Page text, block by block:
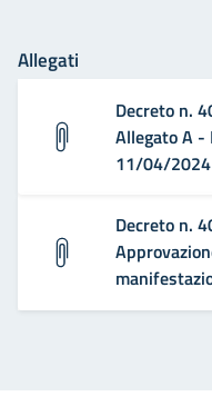
Allegati
Decreto n.
Allegato A
11/04/2024
Decreto n.